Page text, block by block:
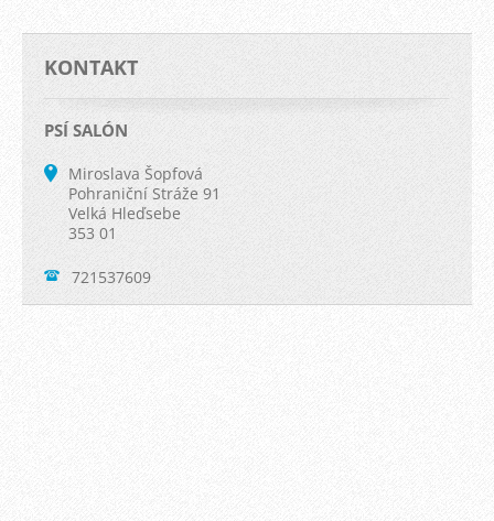
KONTAKT
PSÍ SALÓN
Miroslava Šopfová
Pohraniční Stráže 91
Velká Hleďsebe
353 01
721537609